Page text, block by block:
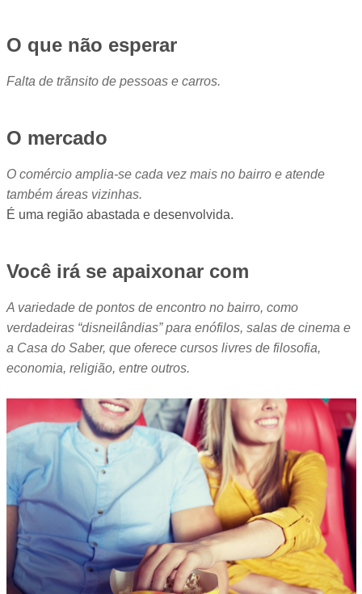
O que não esperar
Falta de trãnsito de pessoas e carros.
O mercado
O comércio amplia-se cada vez mais no bairro e atende
também áreas vizinhas.
É uma região abastada e desenvolvida.
Você irá se apaixonar com
A variedade de pontos de encontro no bairro, como
verdadeiras “disneilândias” para enófilos, salas de cinema e
a Casa do Saber, que oferece cursos livres de filosofia,
economia, religião, entre outros.